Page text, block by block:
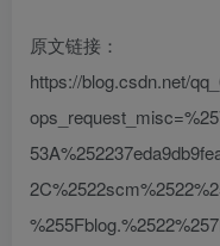
原文链接：
https://blog.csdn.net/